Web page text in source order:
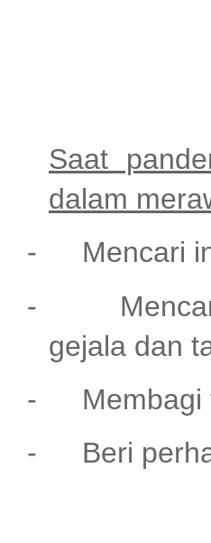
Saat
dalam
-
Mencari
-
gejala dan
-
-
Beri